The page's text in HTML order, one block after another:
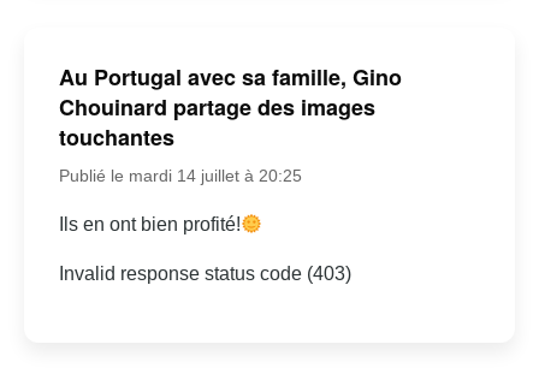
Au Portugal avec sa famille, Gino
Chouinard partage des images
touchantes
Publié le mardi 14 juillet à 20:25
Ils en ont bien profité!
Invalid response status code (403)